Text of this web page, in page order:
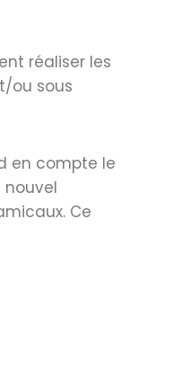
réaliser les
ou sous
en compte le
Ce